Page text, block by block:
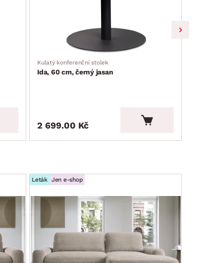
Kulatý konferenční stolek
Ida, 60 cm, černý jasan
2 699.00 Kč
Leták Jen e-shop